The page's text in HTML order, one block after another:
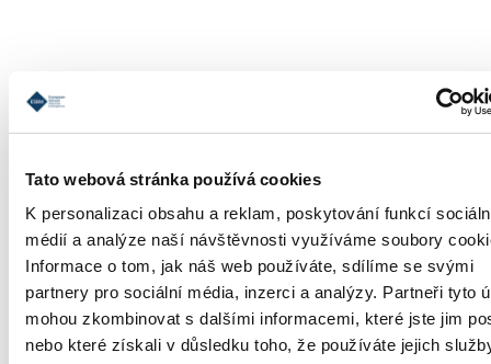
Tato webová stránka používá cookies
K personalizaci obsahu a reklam, poskytování funkcí
médií a analýze naší návštěvnosti využíváme soubory
Informace o tom, jak náš web používáte, sdílíme se svými
partnery pro sociální média, inzerci a analýzy. Partneři tyto
mohou zkombinovat s dalšími informacemi, které jste jim
nebo které získali v důsledku toho, že používáte jejich
+420 603 836 740